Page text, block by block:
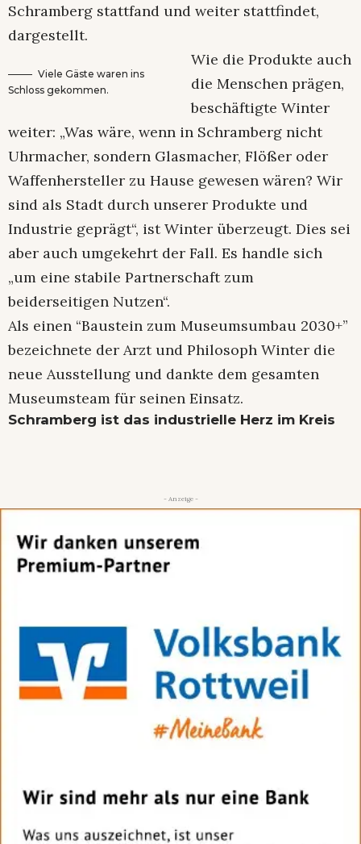
Schramberg stattfand und weiter stattfindet,
dargestellt.
Viele Gäste waren ins
Schloss gekommen.
Wie die Produkte auch
die Menschen prägen,
beschäftigte Winter
weiter: „Was wäre, wenn in Schramberg nicht
Uhrmacher, sondern Glasmacher, Flößer oder
Waffenhersteller zu Hause gewesen wären? Wir
sind als Stadt durch unserer Produkte und
Industrie geprägt“, ist Winter überzeugt. Dies sei
aber auch umgekehrt der Fall. Es handle sich
„um eine stabile Partnerschaft zum
beiderseitigen Nutzen“.
Als einen “Baustein zum Museumsumbau 2030+”
bezeichnete der Arzt und Philosoph Winter die
neue Ausstellung und dankte dem gesamten
Museumsteam für seinen Einsatz.
Schramberg ist das industrielle Herz im Kreis
- Anzeige -